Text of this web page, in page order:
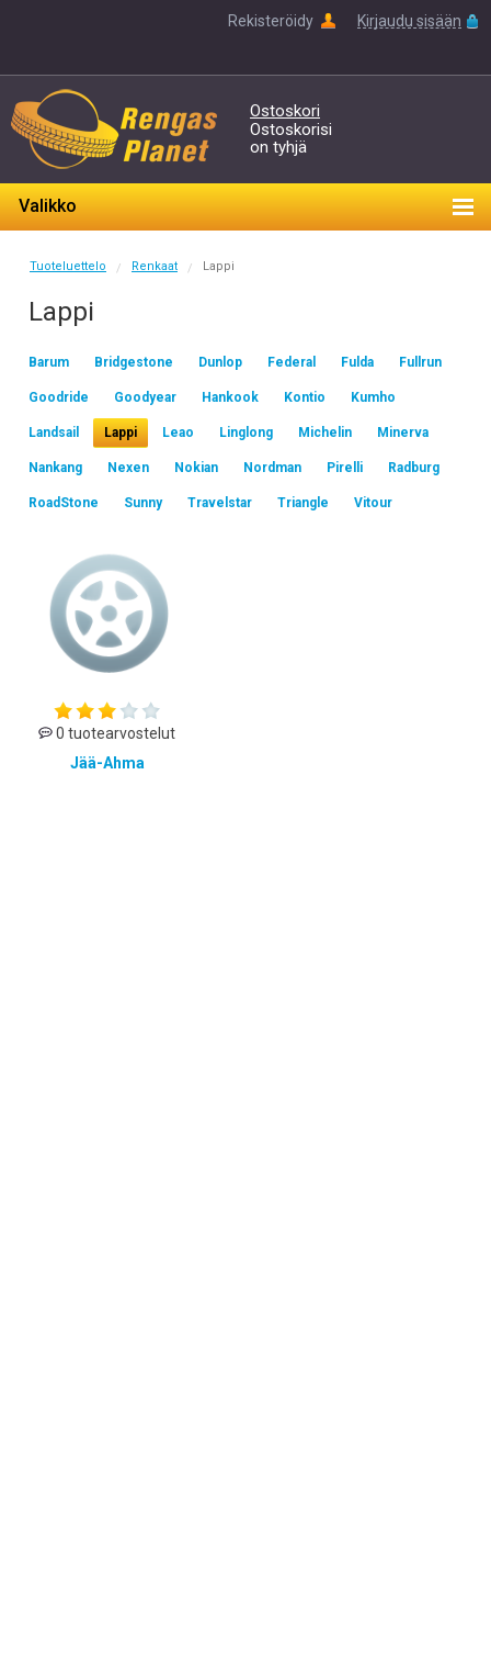
Rekisteröidy Kirjaudu sisään
Ostoskori
Ostoskorisi
on tyhjä
Valikko
Tuoteluettelo / Renkaat / Lappi
Lappi
Barum Bridgestone Dunlop Federal Fulda Fullrun
Goodride Goodyear Hankook Kontio Kumho
Landsail Lappi Leao Linglong Michelin Minerva
Nankang Nexen Nokian Nordman Pirelli Radburg
RoadStone Sunny Travelstar Triangle Vitour
0 tuotearvostelut
Jää-Ahma